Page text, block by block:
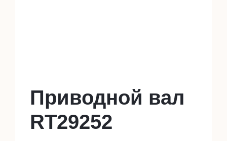
Приводной вал
RT29252